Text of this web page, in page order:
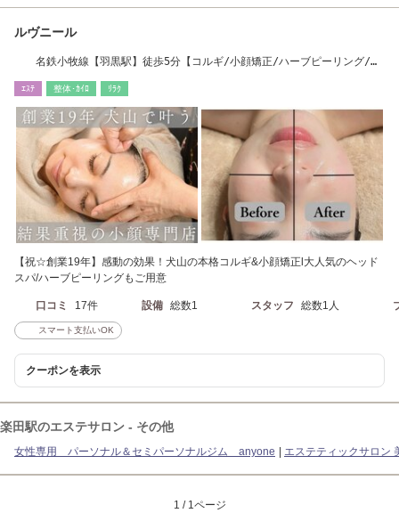
ルヴニール
名鉄小牧線【羽黒駅】徒歩5分【コルギ/小顔矯正/ハーブピーリング/オ
ｴｽﾃ 整体･ｶｲﾛ ﾘﾗｸ
【祝☆創業19年】感動の効果！犬山の本格コルギ&小顔矯正l大人気のヘッド
スパ/ハーブピーリングもご用意
口コミ 17件 設備 総数1 スタッフ 総数1人
スマート支払いOK
クーポンを表示
楽田駅のエステサロン - その他
女性専用 パーソナル＆セミパーソナルジム anyone エステティックサロン
1 / 1ページ